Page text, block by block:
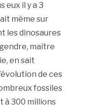
eux il y a 3
même sur
les dinosaures
maître
en sait
de ces
fossiles
à 300 millions